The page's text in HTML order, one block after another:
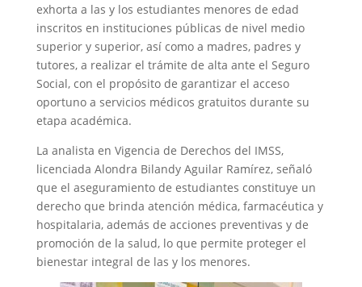
exhorta a las y los estudiantes menores de edad
inscritos en instituciones públicas de nivel medio
superior y superior, así como a madres, padres y
tutores, a realizar el trámite de alta ante el Seguro
Social, con el propósito de garantizar el acceso
oportuno a servicios médicos gratuitos durante su
etapa académica.
La analista en Vigencia de Derechos del IMSS,
licenciada Alondra Bilandy Aguilar Ramírez, señaló
que el aseguramiento de estudiantes constituye un
derecho que brinda atención médica, farmacéutica y
hospitalaria, además de acciones preventivas y de
promoción de la salud, lo que permite proteger el
bienestar integral de las y los menores.